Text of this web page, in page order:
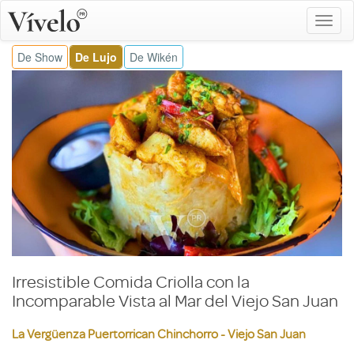
De Show De Lujo De Wikén
Irresistible Comida Criolla con la
Incomparable Vista al Mar del Viejo San Juan
La Vergüenza Puertorrican Chinchorro - Viejo San Juan